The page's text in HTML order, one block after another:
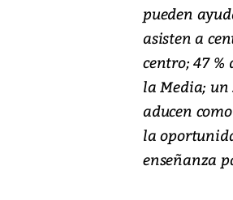
pueden
asisten a
centro; 47 %
la Media; un
aducen
la
enseñanza